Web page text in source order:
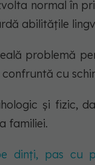
normal în
abilitățile
problemă
confruntă cu
și fizic,
familiei.
dinți, pas cu